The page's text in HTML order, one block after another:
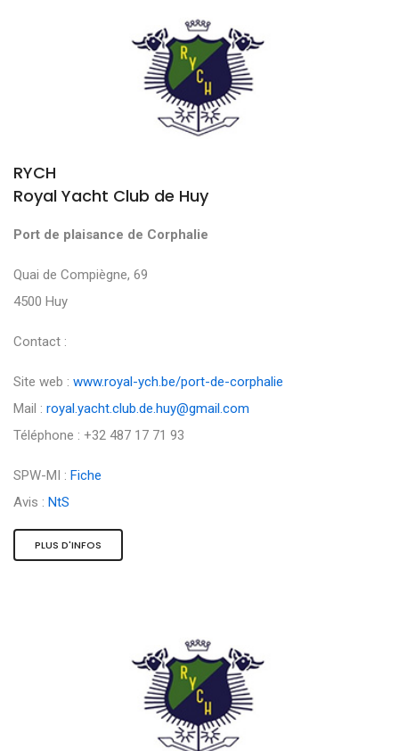
RYCH
Royal Yacht Club de Huy
Port de plaisance de Corphalie
Quai de Compiègne, 69
4500 Huy
Contact :
Site web : www.royal-ych.be/port-de-corphalie
Mail : royal.yacht.club.de.huy@gmail.com
Téléphone : +32 487 17 71 93
SPW-MI : Fiche
Avis : NtS
PLUS D'INFOS